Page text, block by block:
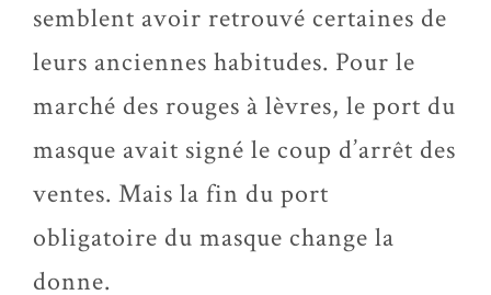
semblent avoir retrouvé certaines de
leurs anciennes habitudes. Pour le
marché des rouges à lèvres, le port du
masque avait signé le coup d’arrêt des
ventes. Mais la fin du port
obligatoire du masque change la
donne.